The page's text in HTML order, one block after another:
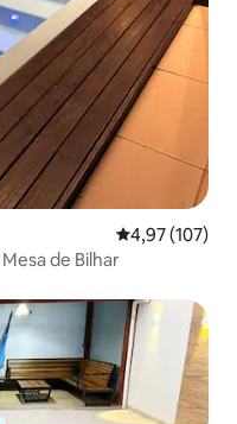
4,97 de uma
4,97 (107)
de Bilhar